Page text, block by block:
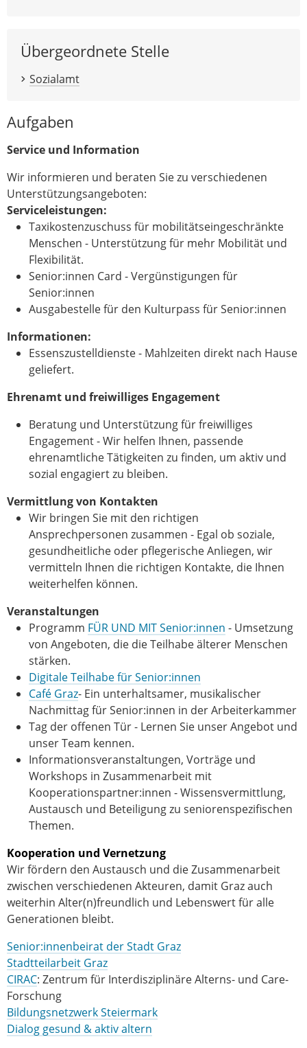
Übergeordnete Stelle
Sozialamt
Aufgaben
Service und Information
Wir informieren und beraten Sie zu verschiedenen
Unterstützungsangeboten:
Serviceleistungen:
Taxikostenzuschuss für mobilitätseingeschränkte
Menschen - Unterstützung für mehr Mobilität und
Flexibilität.
Senior:innen Card - Vergünstigungen für
Senior:innen
Ausgabestelle für den Kulturpass für Senior:innen
Informationen:
Essenszustelldienste - Mahlzeiten direkt nach Hause
geliefert.
Ehrenamt und freiwilliges Engagement
Beratung und Unterstützung für freiwilliges
Engagement - Wir helfen Ihnen, passende
ehrenamtliche Tätigkeiten zu finden, um aktiv und
sozial engagiert zu bleiben.
Vermittlung von Kontakten
Wir bringen Sie mit den richtigen
Ansprechpersonen zusammen - Egal ob soziale,
gesundheitliche oder pflegerische Anliegen, wir
vermitteln Ihnen die richtigen Kontakte, die Ihnen
weiterhelfen können.
Veranstaltungen
Programm FÜR UND MIT Senior:innen - Umsetzung
von Angeboten, die die Teilhabe älterer Menschen
stärken.
Digitale Teilhabe für Senior:innen
Café Graz- Ein unterhaltsamer, musikalischer
Nachmittag für Senior:innen in der Arbeiterkammer
Tag der offenen Tür - Lernen Sie unser Angebot und
unser Team kennen.
Informationsveranstaltungen, Vorträge und
Workshops in Zusammenarbeit mit
Kooperationspartner:innen - Wissensvermittlung,
Austausch und Beteiligung zu seniorenspezifischen
Themen.
Kooperation und Vernetzung
Wir fördern den Austausch und die Zusammenarbeit
zwischen verschiedenen Akteuren, damit Graz auch
weiterhin Alter(n)freundlich und Lebenswert für alle
Generationen bleibt.
Senior:innenbeirat der Stadt Graz
Stadtteilarbeit Graz
CIRAC: Zentrum für Interdisziplinäre Alterns- und Care-
Forschung
Bildungsnetzwerk Steiermark
Dialog gesund & aktiv altern